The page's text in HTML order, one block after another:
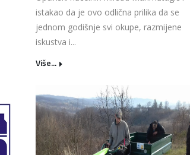
istakao da je ovo odlična prilika da se
jednom godišnje svi okupe, razmijene
iskustva i...
Više...